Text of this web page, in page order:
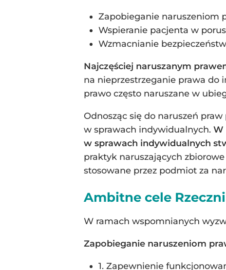
Zapobieganie naruszeniom
Wspieranie pacjenta w
Wzmacnianie
Najczęściej naruszanym
na nieprzestrzeganie prawa do
prawo często naruszane w
Odnosząc się do naruszeń
w sprawach indywidualnych. W
w sprawach indywidualnych
praktyk naruszających
stosowane przez podmiot za
Ambitne cele
W ramach wspomnianych
Zapobieganie naruszeniom
1. Zapewnienie